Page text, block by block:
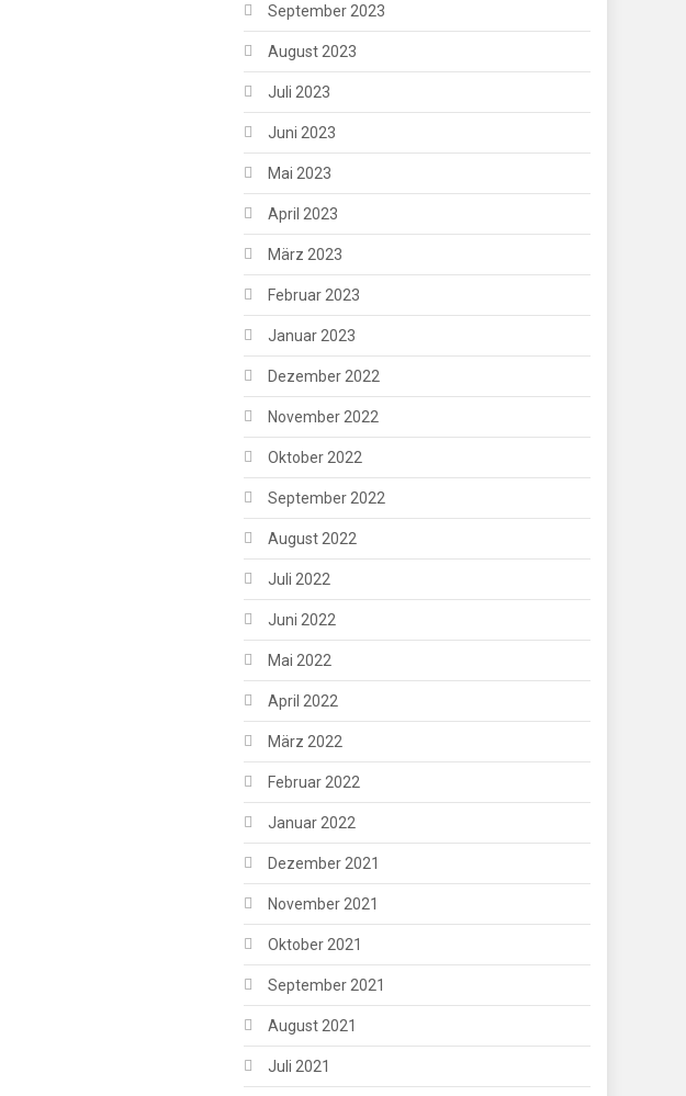
September 2023
August 2023
Juli 2023
Juni 2023
Mai 2023
April 2023
März 2023
Februar 2023
Januar 2023
Dezember 2022
November 2022
Oktober 2022
September 2022
August 2022
Juli 2022
Juni 2022
Mai 2022
April 2022
März 2022
Februar 2022
Januar 2022
Dezember 2021
November 2021
Oktober 2021
September 2021
August 2021
Juli 2021